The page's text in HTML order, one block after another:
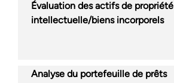
Évaluation des actifs de propriété
intellectuelle/biens incorporels
Analyse du portefeuille de prêts